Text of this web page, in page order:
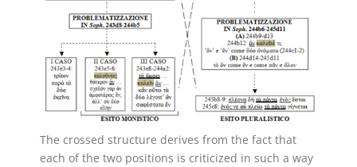
The crossed structure derives from the fact that
each of the two positions is criticized in such a way